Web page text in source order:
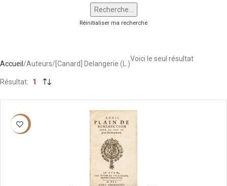
Réinitialiser ma recherche
Accueil Auteurs [Canard] Delangerie (L.)
Voici le seul résultat
Résultat 1
-40%